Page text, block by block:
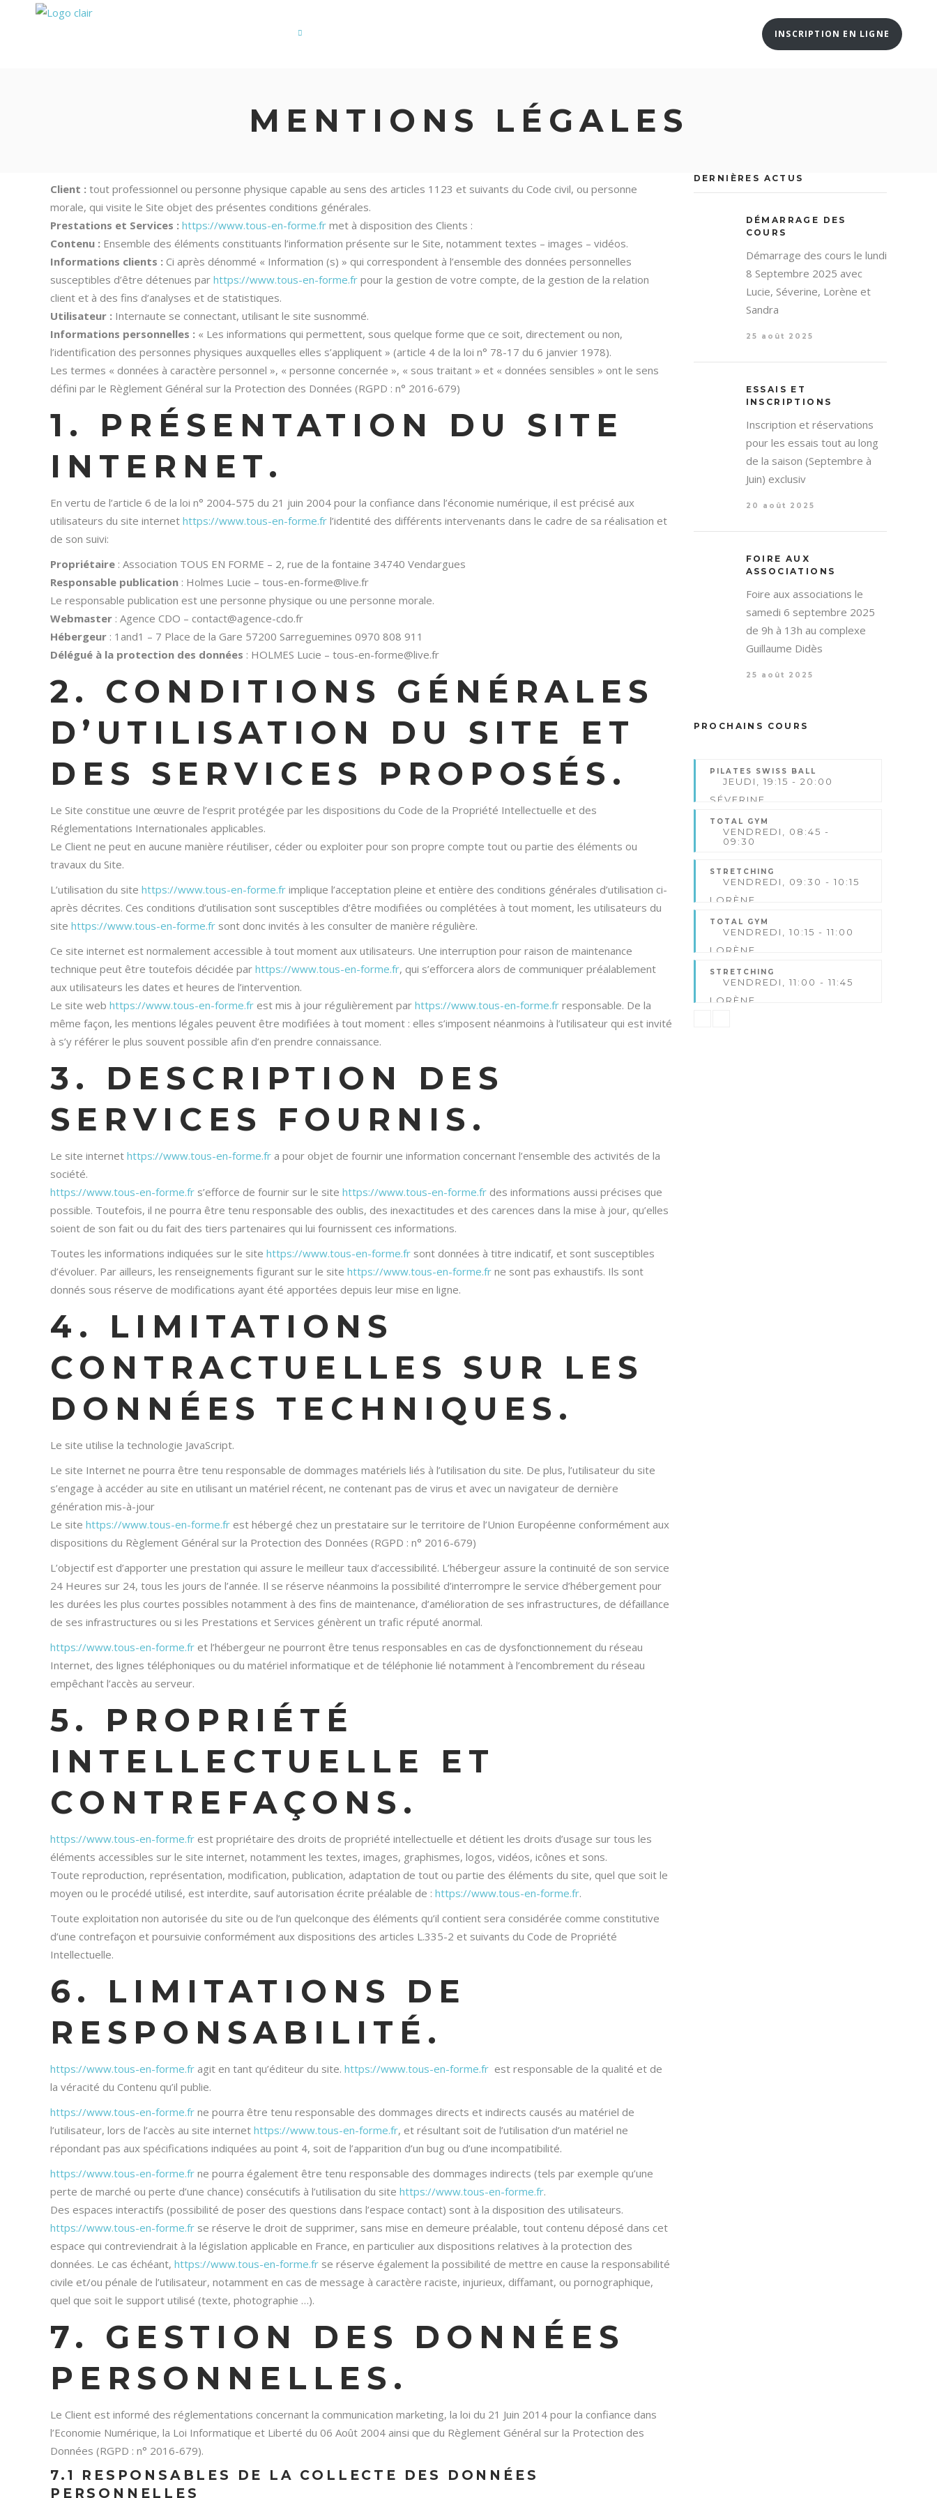
RÉSERVER UNE SÉANCE D’ESSAI / INSCRIPTION EN LIGNE
INSCRIPTION EN LIGNE
MENTIONS LÉGALES
Client : tout professionnel ou personne physique capable au sens des articles 1123 et suivants du Code civil, ou personne
morale, qui visite le Site objet des présentes conditions générales.
Prestations et Services : https://www.tous-en-forme.fr met à disposition des Clients :
Contenu : Ensemble des éléments constituants l’information présente sur le Site, notamment textes – images – vidéos.
Informations clients : Ci après dénommé « Information (s) » qui correspondent à l’ensemble des données personnelles
susceptibles d’être détenues par https://www.tous-en-forme.fr pour la gestion de votre compte, de la gestion de la relation
client et à des fins d’analyses et de statistiques.
Utilisateur : Internaute se connectant, utilisant le site susnommé.
Informations personnelles : « Les informations qui permettent, sous quelque forme que ce soit, directement ou non,
l’identification des personnes physiques auxquelles elles s’appliquent » (article 4 de la loi n° 78-17 du 6 janvier 1978).
Les termes « données à caractère personnel », « personne concernée », « sous traitant » et « données sensibles » ont le sens
défini par le Règlement Général sur la Protection des Données (RGPD : n° 2016-679)
1. PRÉSENTATION DU SITE
INTERNET.
En vertu de l’article 6 de la loi n° 2004-575 du 21 juin 2004 pour la confiance dans l’économie numérique, il est précisé aux
utilisateurs du site internet https://www.tous-en-forme.fr l’identité des différents intervenants dans le cadre de sa réalisation et
de son suivi:
Propriétaire : Association TOUS EN FORME – 2, rue de la fontaine 34740 Vendargues
Responsable publication : Holmes Lucie – tous-en-forme@live.fr
Le responsable publication est une personne physique ou une personne morale.
Webmaster : Agence CDO – contact@agence-cdo.fr
Hébergeur : 1and1 – 7 Place de la Gare 57200 Sarreguemines 0970 808 911
Délégué à la protection des données : HOLMES Lucie – tous-en-forme@live.fr
2. CONDITIONS GÉNÉRALES
D’UTILISATION DU SITE ET
DES SERVICES PROPOSÉS.
Le Site constitue une œuvre de l’esprit protégée par les dispositions du Code de la Propriété Intellectuelle et des
Réglementations Internationales applicables.
Le Client ne peut en aucune manière réutiliser, céder ou exploiter pour son propre compte tout ou partie des éléments ou
travaux du Site.
L’utilisation du site https://www.tous-en-forme.fr implique l’acceptation pleine et entière des conditions générales d’utilisation ci-
après décrites. Ces conditions d’utilisation sont susceptibles d’être modifiées ou complétées à tout moment, les utilisateurs du
site https://www.tous-en-forme.fr sont donc invités à les consulter de manière régulière.
Ce site internet est normalement accessible à tout moment aux utilisateurs. Une interruption pour raison de maintenance
technique peut être toutefois décidée par https://www.tous-en-forme.fr, qui s’efforcera alors de communiquer préalablement
aux utilisateurs les dates et heures de l’intervention.
Le site web https://www.tous-en-forme.fr est mis à jour régulièrement par https://www.tous-en-forme.fr responsable. De la
même façon, les mentions légales peuvent être modifiées à tout moment : elles s’imposent néanmoins à l’utilisateur qui est invité
à s’y référer le plus souvent possible afin d’en prendre connaissance.
3. DESCRIPTION DES
SERVICES FOURNIS.
Le site internet https://www.tous-en-forme.fr a pour objet de fournir une information concernant l’ensemble des activités de la
société.
https://www.tous-en-forme.fr s’efforce de fournir sur le site https://www.tous-en-forme.fr des informations aussi précises que
possible. Toutefois, il ne pourra être tenu responsable des oublis, des inexactitudes et des carences dans la mise à jour, qu’elles
soient de son fait ou du fait des tiers partenaires qui lui fournissent ces informations.
Toutes les informations indiquées sur le site https://www.tous-en-forme.fr sont données à titre indicatif, et sont susceptibles
d’évoluer. Par ailleurs, les renseignements figurant sur le site https://www.tous-en-forme.fr ne sont pas exhaustifs. Ils sont
donnés sous réserve de modifications ayant été apportées depuis leur mise en ligne.
4. LIMITATIONS
CONTRACTUELLES SUR LES
DONNÉES TECHNIQUES.
Le site utilise la technologie JavaScript.
Le site Internet ne pourra être tenu responsable de dommages matériels liés à l’utilisation du site. De plus, l’utilisateur du site
s’engage à accéder au site en utilisant un matériel récent, ne contenant pas de virus et avec un navigateur de dernière
génération mis-à-jour
Le site https://www.tous-en-forme.fr est hébergé chez un prestataire sur le territoire de l’Union Européenne conformément aux
dispositions du Règlement Général sur la Protection des Données (RGPD : n° 2016-679)
L’objectif est d’apporter une prestation qui assure le meilleur taux d’accessibilité. L’hébergeur assure la continuité de son service
24 Heures sur 24, tous les jours de l’année. Il se réserve néanmoins la possibilité d’interrompre le service d’hébergement pour
les durées les plus courtes possibles notamment à des fins de maintenance, d’amélioration de ses infrastructures, de défaillance
de ses infrastructures ou si les Prestations et Services génèrent un trafic réputé anormal.
https://www.tous-en-forme.fr et l’hébergeur ne pourront être tenus responsables en cas de dysfonctionnement du réseau
Internet, des lignes téléphoniques ou du matériel informatique et de téléphonie lié notamment à l’encombrement du réseau
empêchant l’accès au serveur.
5. PROPRIÉTÉ
INTELLECTUELLE ET
CONTREFAÇONS.
https://www.tous-en-forme.fr est propriétaire des droits de propriété intellectuelle et détient les droits d’usage sur tous les
éléments accessibles sur le site internet, notamment les textes, images, graphismes, logos, vidéos, icônes et sons.
Toute reproduction, représentation, modification, publication, adaptation de tout ou partie des éléments du site, quel que soit le
moyen ou le procédé utilisé, est interdite, sauf autorisation écrite préalable de : https://www.tous-en-forme.fr.
Toute exploitation non autorisée du site ou de l’un quelconque des éléments qu’il contient sera considérée comme constitutive
d’une contrefaçon et poursuivie conformément aux dispositions des articles L.335-2 et suivants du Code de Propriété
Intellectuelle.
6. LIMITATIONS DE
RESPONSABILITÉ.
https://www.tous-en-forme.fr agit en tant qu’éditeur du site. https://www.tous-en-forme.fr est responsable de la qualité et de
la véracité du Contenu qu’il publie.
https://www.tous-en-forme.fr ne pourra être tenu responsable des dommages directs et indirects causés au matériel de
l’utilisateur, lors de l’accès au site internet https://www.tous-en-forme.fr, et résultant soit de l’utilisation d’un matériel ne
répondant pas aux spécifications indiquées au point 4, soit de l’apparition d’un bug ou d’une incompatibilité.
https://www.tous-en-forme.fr ne pourra également être tenu responsable des dommages indirects (tels par exemple qu’une
perte de marché ou perte d’une chance) consécutifs à l’utilisation du site https://www.tous-en-forme.fr.
Des espaces interactifs (possibilité de poser des questions dans l’espace contact) sont à la disposition des utilisateurs.
https://www.tous-en-forme.fr se réserve le droit de supprimer, sans mise en demeure préalable, tout contenu déposé dans cet
espace qui contreviendrait à la législation applicable en France, en particulier aux dispositions relatives à la protection des
données. Le cas échéant, https://www.tous-en-forme.fr se réserve également la possibilité de mettre en cause la responsabilité
civile et/ou pénale de l’utilisateur, notamment en cas de message à caractère raciste, injurieux, diffamant, ou pornographique,
quel que soit le support utilisé (texte, photographie …).
7. GESTION DES DONNÉES
PERSONNELLES.
Le Client est informé des réglementations concernant la communication marketing, la loi du 21 Juin 2014 pour la confiance dans
l’Economie Numérique, la Loi Informatique et Liberté du 06 Août 2004 ainsi que du Règlement Général sur la Protection des
Données (RGPD : n° 2016-679).
7.1 RESPONSABLES DE LA COLLECTE DES DONNÉES
PERSONNELLES
DERNIÈRES ACTUS
DÉMARRAGE DES
COURS
Démarrage des cours le lundi
8 Septembre 2025 avec
Lucie, Séverine, Lorène et
Sandra
25 août 2025
ESSAIS ET
INSCRIPTIONS
Inscription et réservations
pour les essais tout au long
de la saison (Septembre à
Juin) exclusiv
20 août 2025
FOIRE AUX
ASSOCIATIONS
Foire aux associations le
samedi 6 septembre 2025
de 9h à 13h au complexe
Guillaume Didès
25 août 2025
PROCHAINS COURS
PILATES SWISS BALL
JEUDI, 19:15 - 20:00
SÉVERINE
TOTAL GYM
VENDREDI, 08:45 -
09:30
FUXA
STRETCHING
VENDREDI, 09:30 - 10:15
LORÈNE
TOTAL GYM
VENDREDI, 10:15 - 11:00
LORÈNE
STRETCHING
VENDREDI, 11:00 - 11:45
LORÈNE